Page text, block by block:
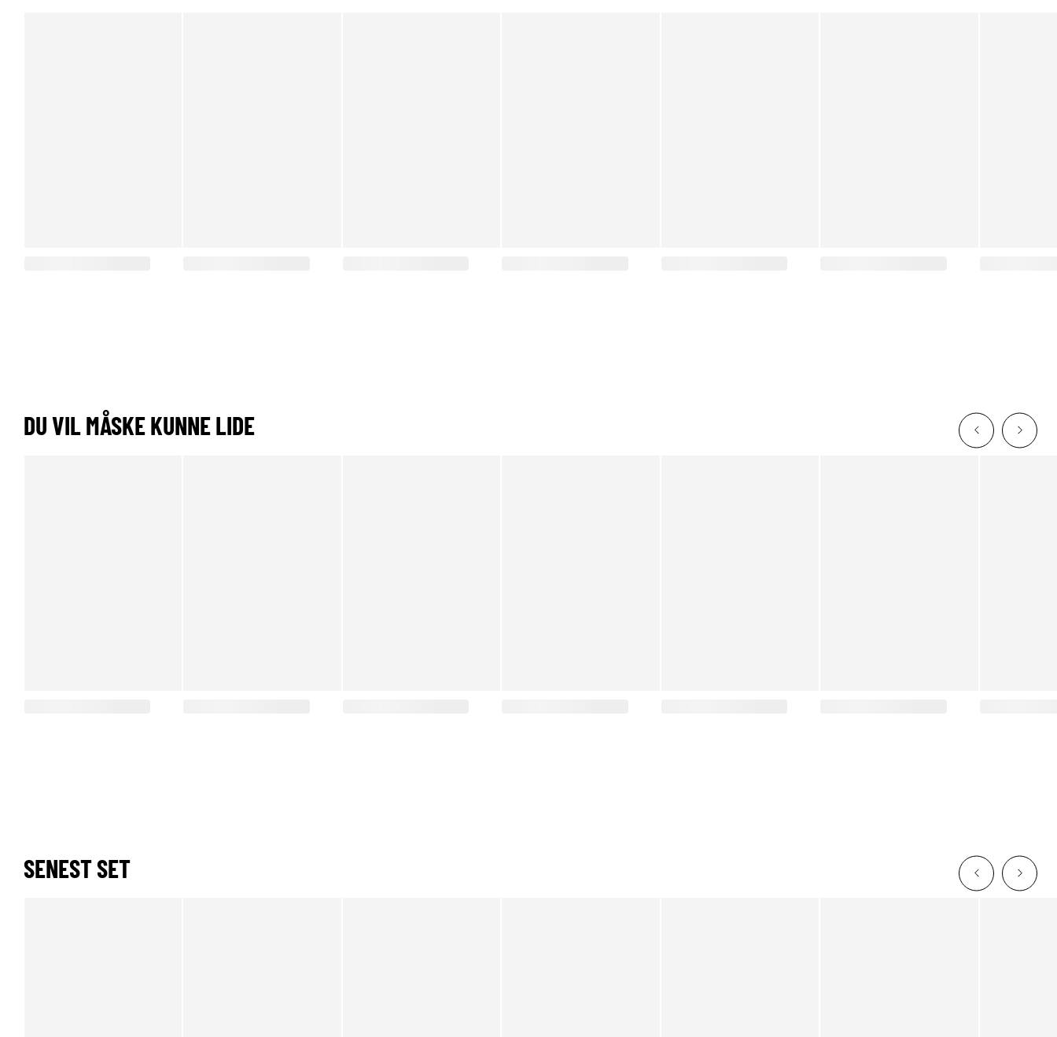
DU VIL MÅSKE KUNNE LIDE
SENEST SET